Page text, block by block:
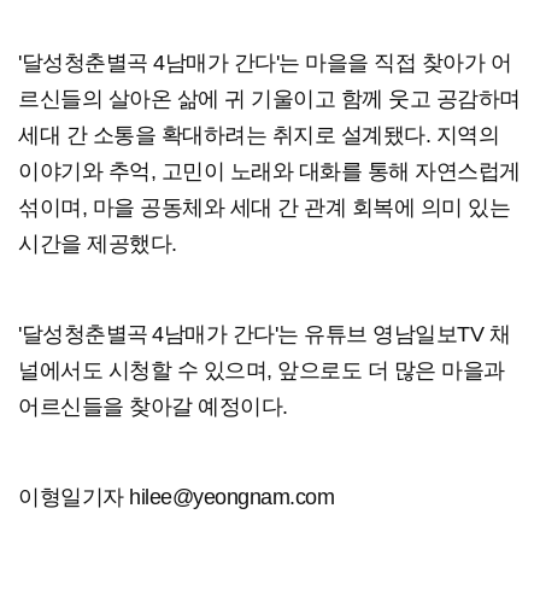
'달성청춘별곡 4남매가 간다'는 마을을 직접 찾아가 어
르신들의 살아온 삶에 귀 기울이고 함께 웃고 공감하며
세대 간 소통을 확대하려는 취지로 설계됐다. 지역의
이야기와 추억, 고민이 노래와 대화를 통해 자연스럽게
섞이며, 마을 공동체와 세대 간 관계 회복에 의미 있는
시간을 제공했다.
'달성청춘별곡 4남매가 간다'는 유튜브 영남일보TV 채
널에서도 시청할 수 있으며, 앞으로도 더 많은 마을과
어르신들을 찾아갈 예정이다.
이형일기자 hilee@yeongnam.com